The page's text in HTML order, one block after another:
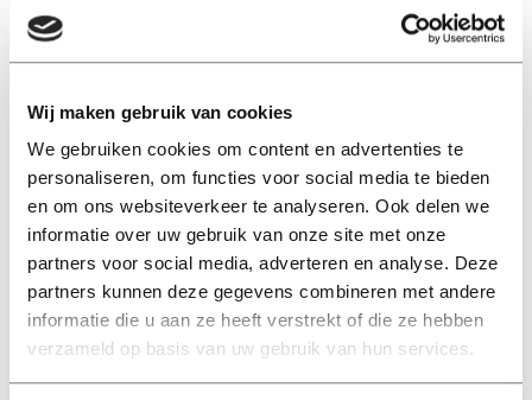
Wij maken gebruik van cookies
We gebruiken cookies om content en advertenties te
personaliseren, om functies voor social media te bieden
en om ons websiteverkeer te analyseren. Ook delen we
informatie over uw gebruik van onze site met onze
partners voor social media, adverteren en analyse. Deze
partners kunnen deze gegevens combineren met andere
informatie die u aan ze heeft verstrekt of die ze hebben
verzameld op basis van uw gebruik van hun services.
Statutenwijziging
Voorzitter Hugo Reumkens laat desgevraagd aanUnivers
de besluitvorming, omdat het over zijn eigen
herbenoeming ging. Daarom kan hij er inhoudelijk niet
op ingaan.
Rondom de herbenoeming van Reumkens zijn de
statuten gewijzigd. Eerder kon een lid van het
Stichtingsbestuur maximaal twee termijnen van vier jaar
volmaken. Sinds de wijziging is het mogelijk dat een
bestuurslid nog twee keer wordt herbenoemd voor